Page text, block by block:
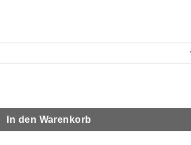
Menge
In den Warenkorb